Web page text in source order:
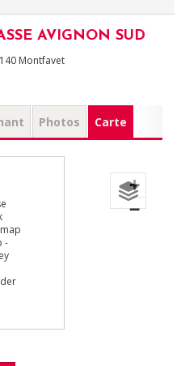
AVIGNON SUD
Montfavet
Photos Carte
-
+
−